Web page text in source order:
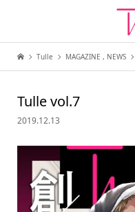
Tulle MAGAZINE , NEWS
Tulle vol.7
2019.12.13